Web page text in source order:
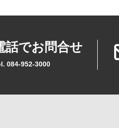
話でお問合せ
084-952-3000